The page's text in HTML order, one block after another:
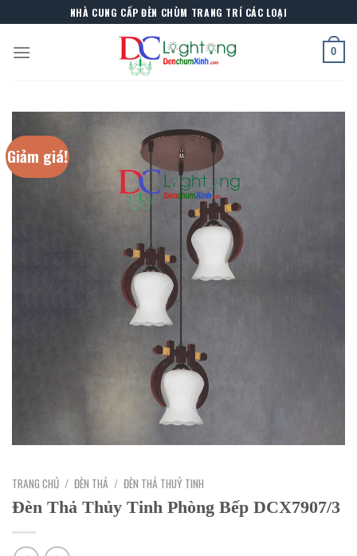
to
content
NHÀ CUNG CẤP ĐÈN CHÙM TRANG TRÍ CÁC LOẠI
0
Giảm giá!
TRANG CHỦ / ĐÈN THẢ / ĐÈN THẢ THUỶ TINH
Đèn Thả Thủy Tinh Phòng Bếp DCX7907/3